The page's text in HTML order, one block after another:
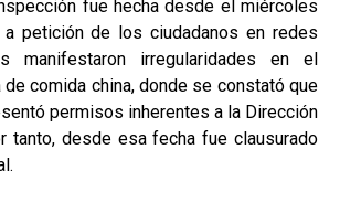
fue hecha desde el miércoles
petición de los ciudadanos en redes
manifestaron irregularidades en el
comida china, donde se constató que
permisos inherentes a la Dirección
tanto, desde esa fecha fue clausurado